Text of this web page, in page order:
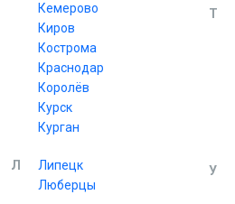
Кемерово
Киров
Кострома
Краснодар
Королёв
Курск
Курган
Л
Липецк
Люберцы
Т
У